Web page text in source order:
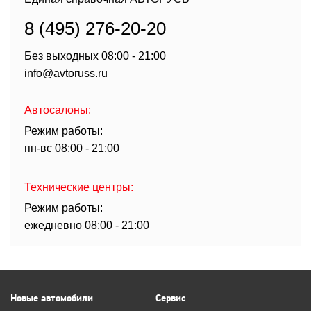
8 (495) 276-20-20
Без выходных 08:00 - 21:00
info@avtoruss.ru
Автосалоны:
Режим работы:
пн-вс 08:00 - 21:00
Технические центры:
Режим работы:
ежедневно 08:00 - 21:00
Новые автомобили
Сервис